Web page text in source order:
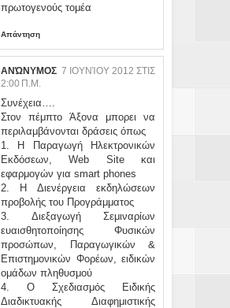
πρωτογενούς τομέα
Απάντηση
ΑΝΏΝΥΜΟΣ 7 ΙΟΥΝΊΟΥ 2012 ΣΤΙΣ
2:00 Π.Μ.
Συνέχεια….
Στον πέμπτο Άξονα μπορει να
περιλαμβάνονται δράσεις όπως
1. Η Παραγωγή Ηλεκτρονικών
Εκδόσεων, Web Site και
εφαρμογών για smart phones
2. H Διενέργεια εκδηλώσεων
προβολής του Προγράμματος
3. Διεξαγωγή Σεμιναρίων
ευαισθητοποίησης Φυσικών
προσώπων, Παραγωγικών &
Επιστημονικών Φορέων, ειδικών
ομάδων πληθυσμού
4. Ο Σχεδιασμός Ειδικής
Διαδικτυακής Διαφημιστικής